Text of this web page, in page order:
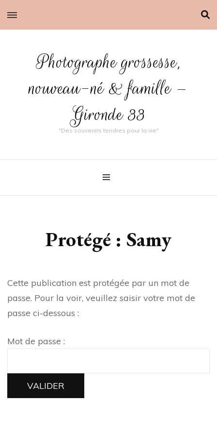
Photographe grossesse,
nouveau-né & famille –
Gironde 33
"Des souvenirs tendres pour la vie"
Protégé : Samy
Cette publication est protégée par un mot de
passe. Pour la voir, veuillez saisir votre mot de
passe ci-dessous :
Mot de passe :